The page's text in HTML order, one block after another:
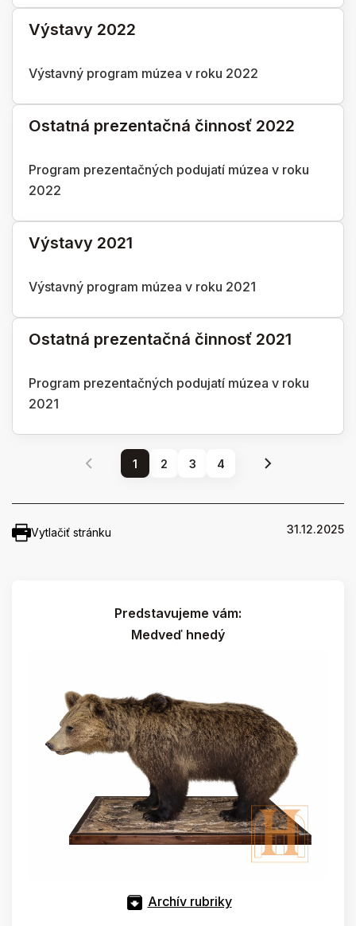
Výstavy 2022
Výstavný program múzea v roku 2022
Ostatná prezentačná činnosť 2022
Program prezentačných podujatí múzea v roku
2022
Výstavy 2021
Výstavný program múzea v roku 2021
Ostatná prezentačná činnosť 2021
Program prezentačných podujatí múzea v roku
2021
1 2 3 4
Vytlačiť stránku 31.12.2025
Predstavujeme vám:
Medveď hnedý
Archív rubriky